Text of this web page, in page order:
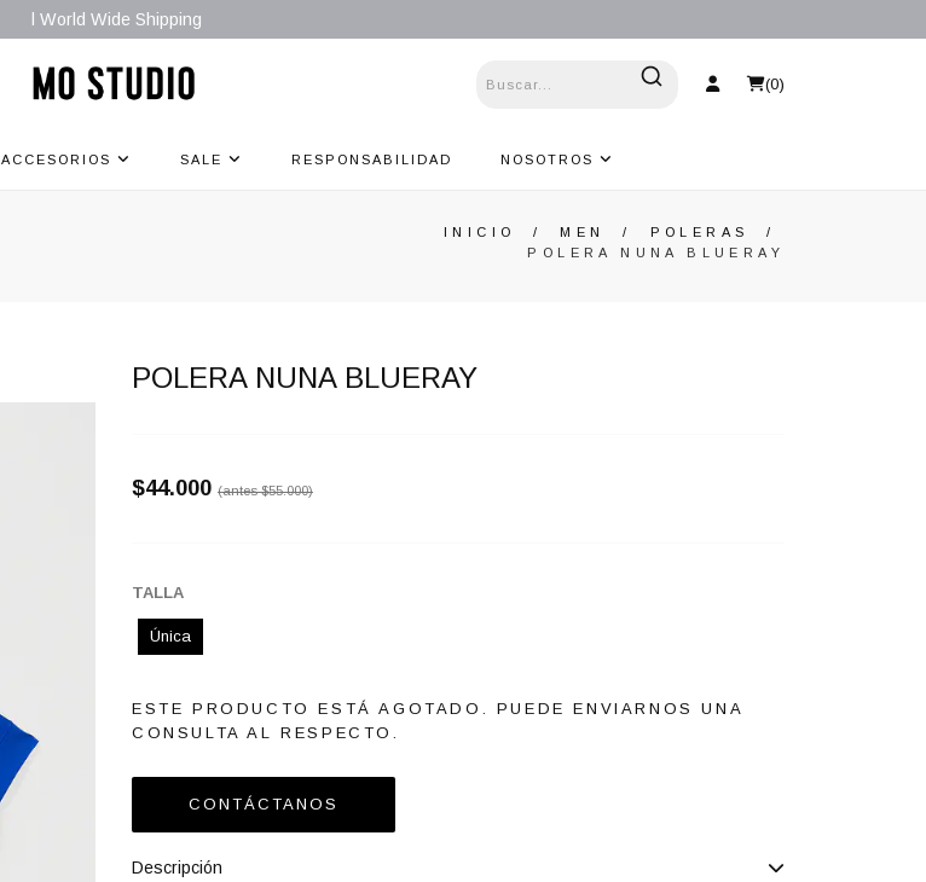
l World Wide Shipping
(0)
ACCESORIOS SALE RESPONSABILIDAD NOSOTROS
INICIO /MEN / POLERAS
/
POLERA NUNA BLUERAY
POLERA NUNA BLUERAY
$44.000 (antes$55.000)
TALLA
Única
ESTE PRODUCTO ESTÁ AGOTADO. PUEDE ENVIARNOS UNA
CONSULTA AL RESPECTO.
CONTÁCTANOS
Descripción